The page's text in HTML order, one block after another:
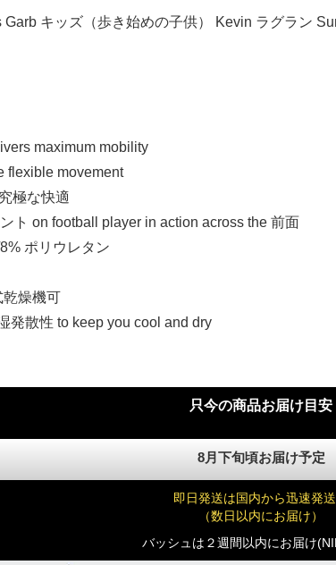
Garb キッズ（歩き始めの子供） Kevin ラグラン
maximum mobility
flexible movement
極な快適
ト on football player in action across the 前面
ポリウレタン
乾燥機可
発散性 to keep you cool and dry
只今の商品お届け目安
8月下旬頃お届け予定
即日発送は国内から迅速発
（数日以内にお届け）
バッシュは２週間以内にお届け